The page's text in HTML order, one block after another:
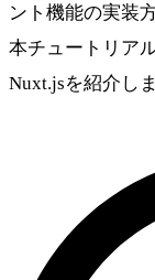
ント機能の実装
本チュートリア
Nuxt.jsを紹介しま